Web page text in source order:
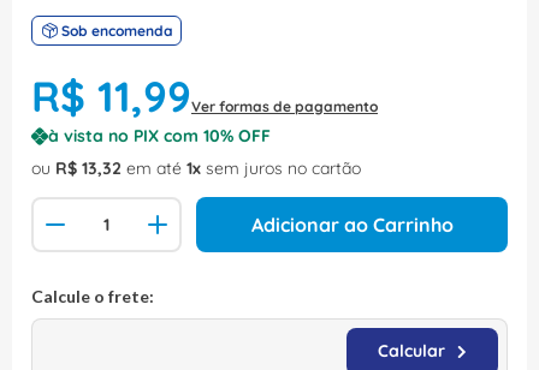
Sob encomenda
R$ 11,99Ver formas de pagamento
à vista no PIX com 10% OFF
ou R$ 13,32 em até 1 sem juros no cartão
Adicionar ao Carrinho